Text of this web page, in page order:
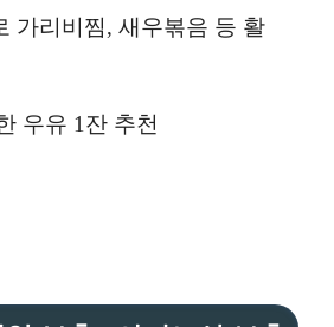
가리비찜, 새우볶음 등 활
우유 1잔 추천